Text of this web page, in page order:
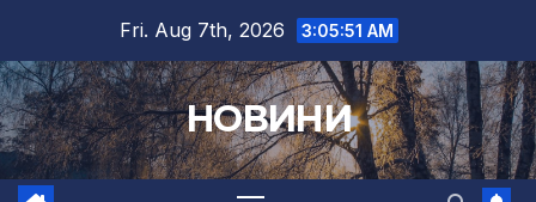
content
Fri. Aug 7th, 2026 3:05:52 AM
НОВИНИ